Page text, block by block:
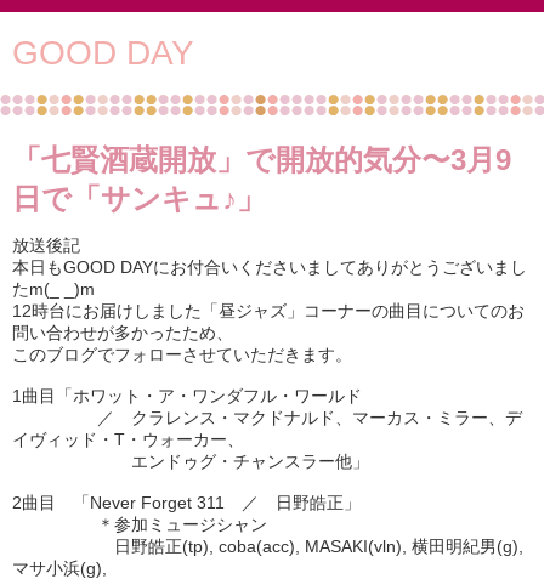
GOOD DAY
「七賢酒蔵開放」で開放的気分〜3月9
日で「サンキュ♪」
放送後記
本日もGOOD DAYにお付合いくださいましてありがとうございまし
たm(_ _)m
12時台にお届けしました「昼ジャズ」コーナーの曲目についてのお
問い合わせが多かったため、
このブログでフォローさせていただきます。
1曲目「ホワット・ア・ワンダフル・ワールド
／ クラレンス・マクドナルド、マーカス・ミラー、デ
イヴィッド・T・ウォーカー、
エンドゥグ・チャンスラー他」
2曲目 「Never Forget 311 ／ 日野皓正」
＊参加ミュージシャン
日野皓正(tp), coba(acc), MASAKI(vln), 横田明紀男(g),
マサ小浜(g),